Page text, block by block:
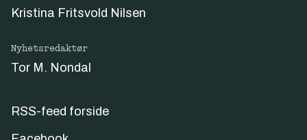
Kristina Fritsvold Nilsen
Nyhetsredaktør
Tor M. Nondal
RSS-feed forside